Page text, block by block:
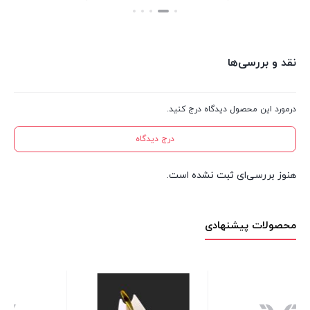
نقد و بررسی‌ها
درمورد این محصول دیدگاه درج کنید.
درج دیدگاه
هنوز بررسی‌ای ثبت نشده است.
محصولات پیشنهادی